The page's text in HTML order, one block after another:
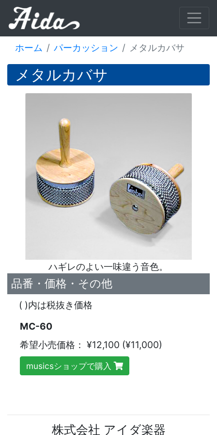
ホーム パーカッション メタルカバサ
メタルカバサ
ハギレのよい一味違う音色。
品番・価格・その他
( )内は税抜き価格
MC-60
希望小売価格： ¥12,100 (¥11,000)
musicsショップで購入
株式会社 アイダ楽器